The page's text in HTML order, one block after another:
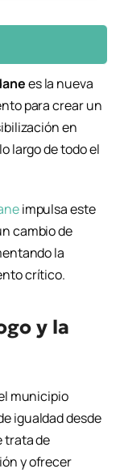
es la nueva
para crear un
en
largo de todo el
impulsa este
cambio de
la
crítico.
y la
municipio
igualdad desde
trata de
y ofrecer